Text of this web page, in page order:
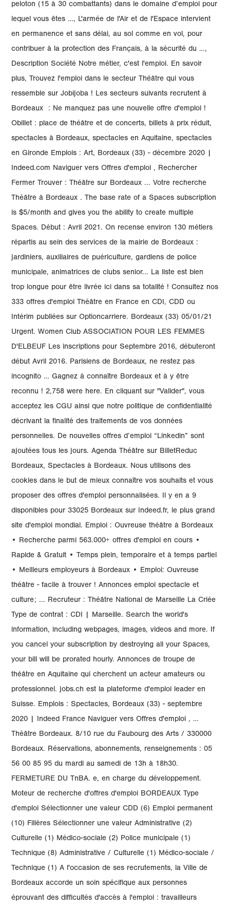
peloton (15 à 30 combattants) dans le domaine d’emploi pour
lequel vous êtes …, L'armée de l'Air et de l'Espace intervient
en permanence et sans délai, au sol comme en vol, pour
contribuer à la protection des Français, à la sécurité du …,
Description Société Notre métier, c'est l'emploi. En savoir
plus, Trouvez l'emploi dans le secteur Théâtre qui vous
ressemble sur Jobijoba ! Les secteurs suivants recrutent à
Bordeaux : Ne manquez pas une nouvelle offre d'emploi !
Obillet : place de théâtre et de concerts, billets à prix réduit,
spectacles à Bordeaux, spectacles en Aquitaine, spectacles
en Gironde Emplois : Art, Bordeaux (33) - décembre 2020 |
Indeed.com Naviguer vers Offres d'emploi , Rechercher
Fermer Trouver : Théâtre sur Bordeaux ... Votre recherche
Théâtre à Bordeaux . The base rate of a Spaces subscription
is $5/month and gives you the ability to create multiple
Spaces. Début : Avril 2021. On recense environ 130 métiers
répartis au sein des services de la mairie de Bordeaux :
jardiniers, auxiliaires de puériculture, gardiens de police
municipale, animatrices de clubs senior... La liste est bien
trop longue pour être livrée ici dans sa totalité ! Consultez nos
333 offres d'emploi Théâtre en France en CDI, CDD ou
Intérim publiées sur Optioncarriere. Bordeaux (33) 05/01/21
Urgent. Women Club ASSOCIATION POUR LES FEMMES
D'ELBEUF Les inscriptions pour Septembre 2016, débuteront
début Avril 2016. Parisiens de Bordeaux, ne restez pas
incognito … Gagnez à connaître Bordeaux et à y être
reconnu ! 2,758 were here. En cliquant sur "Valider", vous
acceptez les CGU ainsi que notre politique de confidentialité
décrivant la finalité des traitements de vos données
personnelles. De nouvelles offres d’emploi “Linkedin” sont
ajoutées tous les jours. Agenda Théâtre sur BilletReduc
Bordeaux, Spectacles à Bordeaux. Nous utilisons des
cookies dans le but de mieux connaître vos souhaits et vous
proposer des offres d'emploi personnalisées. Il y en a 9
disponibles pour 33025 Bordeaux sur Indeed.fr, le plus grand
site d'emploi mondial. Emploi : Ouvreuse théâtre à Bordeaux
• Recherche parmi 563.000+ offres d'emploi en cours •
Rapide & Gratuit • Temps plein, temporaire et à temps partiel
• Meilleurs employeurs à Bordeaux • Emploi: Ouvreuse
théâtre - facile à trouver ! Annonces emploi spectacle et
culture; ... Recruteur : Théâtre National de Marseille La Criée
Type de contrat : CDI | Marseille. Search the world's
information, including webpages, images, videos and more. If
you cancel your subscription by destroying all your Spaces,
your bill will be prorated hourly. Annonces de troupe de
théâtre en Aquitaine qui cherchent un acteur amateurs ou
professionnel. jobs.ch est la plateforme d'emploi leader en
Suisse. Emplois : Spectacles, Bordeaux (33) - septembre
2020 | Indeed France Naviguer vers Offres d'emploi , …
Théâtre Bordeaux. 8/10 rue du Faubourg des Arts / 330000
Bordeaux. Réservations, abonnements, renseignements : 05
56 00 85 95 du mardi au samedi de 13h à 18h30.
FERMETURE DU TnBA. e, en charge du développement.
Moteur de recherche d'offres d'emploi BORDEAUX Type
d'emploi Sélectionner une valeur CDD (6) Emploi permanent
(10) Filières Sélectionner une valeur Administrative (2)
Culturelle (1) Médico-sociale (2) Police municipale (1)
Technique (8) Administrative / Culturelle (1) Médico-sociale /
Technique (1) A l'occasion de ses recrutements, la Ville de
Bordeaux accorde un soin spécifique aux personnes
éprouvant des difficultés d'accès à l'emploi : travailleurs